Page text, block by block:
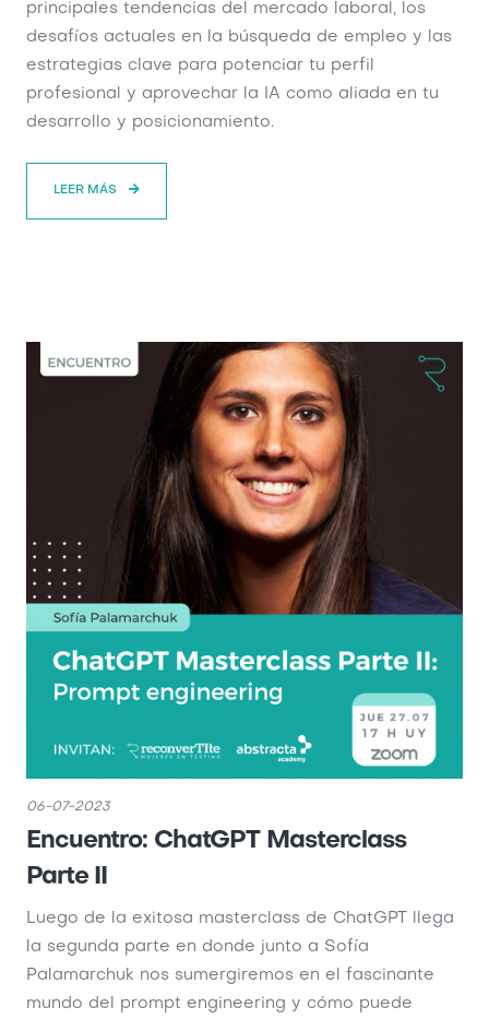
principales tendencias del mercado laboral, los
desafíos actuales en la búsqueda de empleo y las
estrategias clave para potenciar tu perfil
profesional y aprovechar la IA como aliada en tu
desarrollo y posicionamiento.
LEER MÁS
06-07-2023
Encuentro: ChatGPT Masterclass
Parte II
Luego de la exitosa masterclass de ChatGPT llega
la segunda parte en donde junto a Sofía
Palamarchuk nos sumergiremos en el fascinante
mundo del prompt engineering y cómo puede